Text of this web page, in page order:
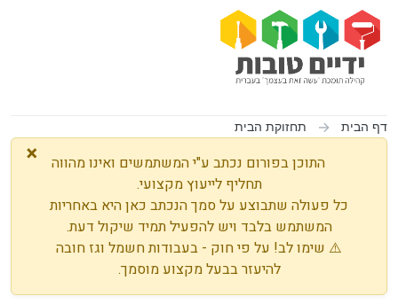
דף הבית תחזוקת הבית
×
התוכן בפורום נכתב ע"י המשתמשים ואינו מהווה
תחליף לייעוץ מקצועי.
כל פעולה שתבוצע על סמך הנכתב כאן היא באחריות
המשתמש בלבד ויש להפעיל תמיד שיקול דעת.
⚠️ שימו לב! על פי חוק - בעבודות חשמל וגז חובה
להיעזר בבעל מקצוע מוסמך.